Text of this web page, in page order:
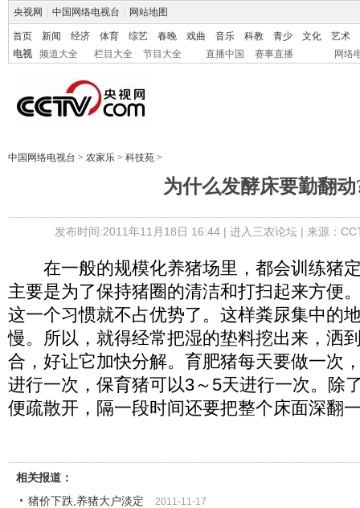
央视网 中国网络电视台 网站地图
首页 新闻 经济 体育 综艺 春晚 戏曲 音乐 科教 青少 文化
艺术
电视
频道大全 栏目大全 节目大全 直播中国 赛事直播 网络
中国网络电视台 > 农家乐 > 科技苑 >
为什么发酵床要勤翻动
发布时间:2011年11月18日 16:44 | 进入三农论坛| 来源：
在一般的规模化养猪场里，都会训练猪
主要是为了保持猪圈的清洁和打扫起来方便
这一个习惯就不占优势了。这样粪尿集中的
慢。所以，就得经常把湿的垫料挖出来，洒
合，好让它加快分解。育肥猪每天要做一次
进行一次，保育猪可以3～5天进行一次。除
便疏散开，隔一段时间还要把整个床面深翻
相关报道：
猪价下跌,养猪大户淡定
2011-11-17